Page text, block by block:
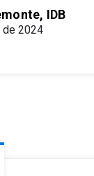
IDB
2024